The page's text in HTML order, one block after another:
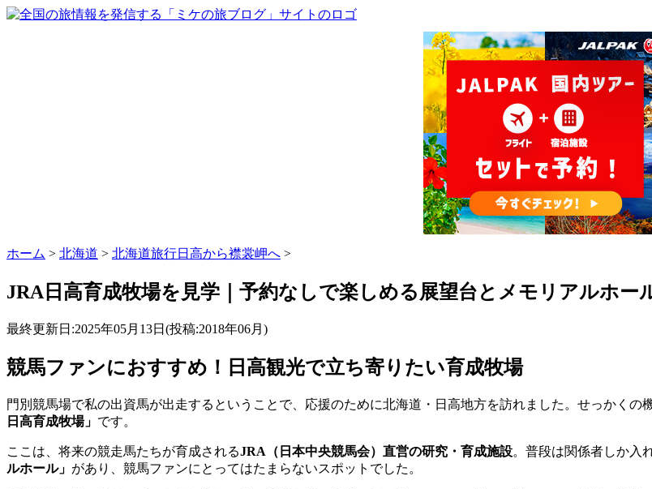
ホーム > 北海道 > 北海道旅行日高から襟裳岬へ >
JRA日高育成牧場を見学｜予約なしで楽しめる展望台とメモリアルホー
最終更新日:2025年05月13日(投稿:2018年06月)
競馬ファンにおすすめ！日高観光で立ち寄りたい育成牧場
門別競馬場で私の出資馬が出走するということで、応援のために北海道・日高地方を訪れました。せっかくの
日高育成牧場」 です。
ここは、将来の競走馬たちが育成されるJRA（日本中央競馬会）直営の研究・育成施設。普段は関係者しか入
ルホール」 があり、競馬ファンにとってはたまらないスポットでした。